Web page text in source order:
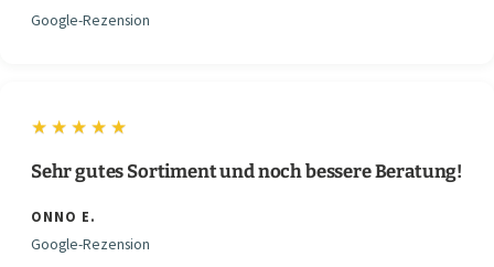
Google-Rezension
★★★★★
Sehr gutes Sortiment und noch bessere Beratung!
ONNO E.
Google-Rezension